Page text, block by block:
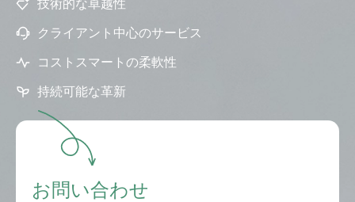
技術的な卓越性
クライアント中心のサービス
コストスマートの柔軟性
持続可能な革新
お問い合わせ